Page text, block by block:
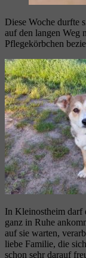
Diese Woche durfte
auf den langen Weg
Pflegekörbchen
In Kleinostheim darf
ganz in Ruhe
auf sie warten,
liebe Familie, die
schon sehr darauf